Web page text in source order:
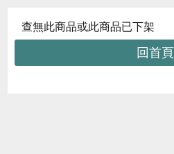
查無此商品或此商品已下架
回首頁